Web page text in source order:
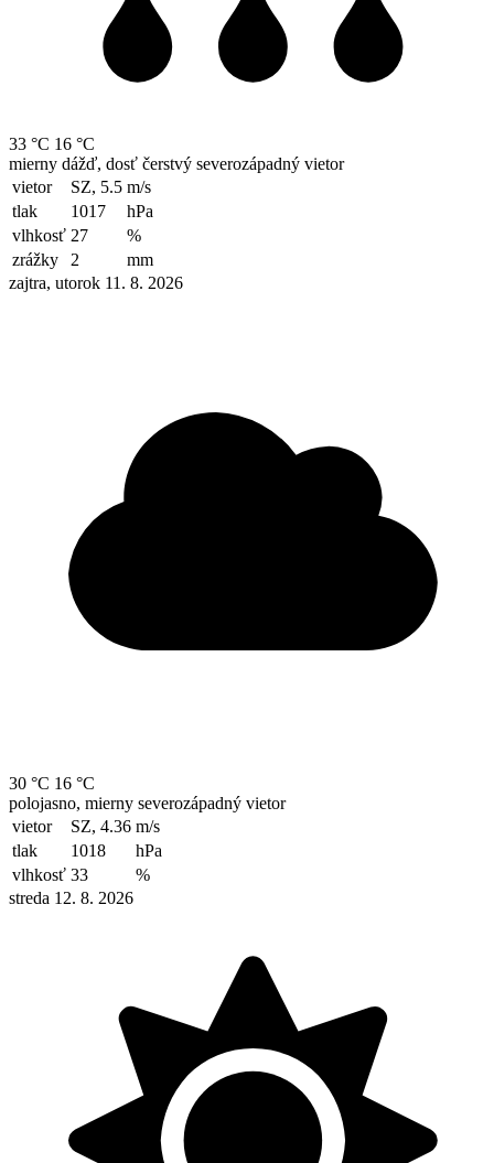
33 °C 16 °C
mierny dážď, dosť čerstvý severozápadný vietor
vietor
SZ, 5.5 m/s
tlak
1017
hPa
vlhkosť 27
%
zrážky
2
mm
zajtra, utorok 11. 8. 2026
30 °C 16 °C
polojasno, mierny severozápadný vietor
vietor
SZ, 4.36 m/s
tlak
1018
hPa
vlhkosť 33
%
streda 12. 8. 2026